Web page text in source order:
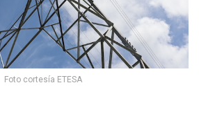
Foto cortesía ETESA